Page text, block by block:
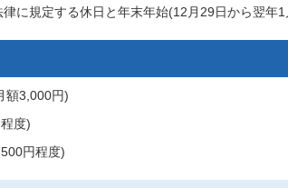
に規定する休日と年末年始(12月29日から翌年
額3,000円)
度)
円程度)